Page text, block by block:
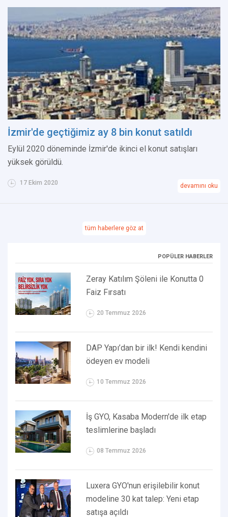
İzmir'de geçtiğimiz ay 8 bin konut satıldı
Eylül 2020 döneminde İzmir'de ikinci el konut satışları
yüksek görüldü.
17 Ekim 2020 devamını oku
tüm haberlere göz at
POPÜLER HABERLER
Zeray Katılım Şöleni ile Konutta 0
Faiz Fırsatı
20 Temmuz 2026
DAP Yapı’dan bir ilk! Kendi kendini
ödeyen ev modeli
10 Temmuz 2026
İş GYO, Kasaba Modern'de ilk etap
teslimlerine başladı
08 Temmuz 2026
Luxera GYO'nun erişilebilir konut
modeline 30 kat talep: Yeni etap
satışa açıldı